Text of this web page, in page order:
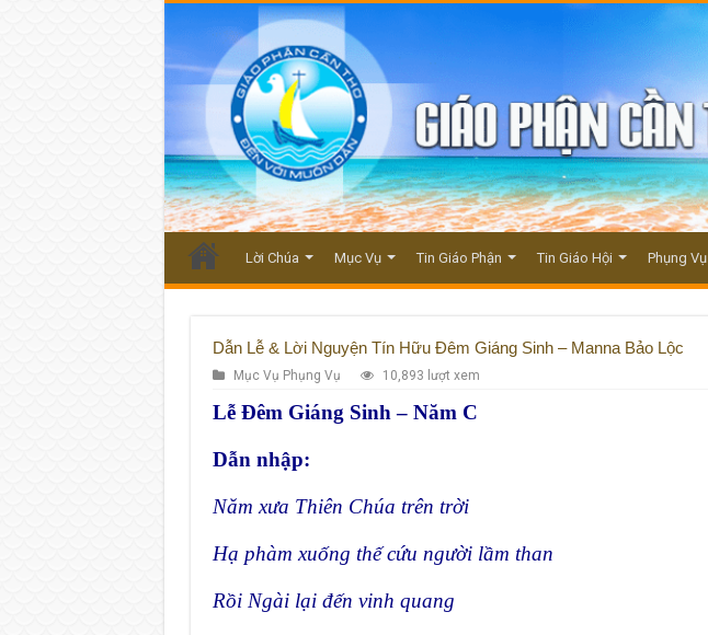
Lời Chúa Mục Vụ Tin Giáo Phận Tin Giáo Hội Phụng Vụ
Dẫn Lễ & Lời Nguyện Tín Hữu Đêm Giáng Sinh – Manna Bảo Lộc
Mục Vụ Phụng Vụ 10,893 lượt xem
Lễ Đêm Giáng Sinh – Năm C
Dẫn nhập:
Năm xưa Thiên Chúa trên trời
Hạ phàm xuống thế cứu người lầm than
Rồi Ngài lại đến vinh quang